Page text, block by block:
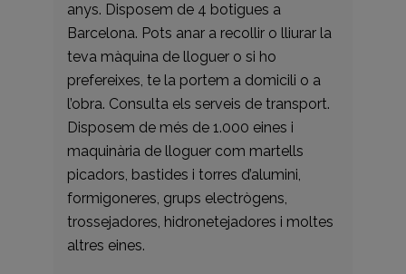
anys. Disposem de 4 botigues a
Barcelona. Pots anar a recollir o lliurar la
teva màquina de lloguer o si ho
prefereixes, te la portem a domicili o a
l’obra. Consulta els serveis de transport.
Disposem de més de 1.000 eines i
maquinària de lloguer com martells
picadors, bastides i torres d’alumini,
formigoneres, grups electrògens,
trossejadores, hidronetejadores i moltes
altres eines.